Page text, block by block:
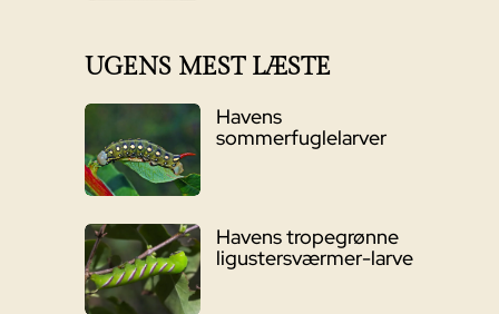
UGENS MEST LÆSTE
Havens
sommerfuglelarver
Havens tropegrønne
ligustersværmer-larve